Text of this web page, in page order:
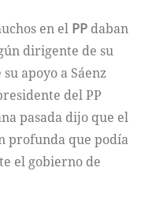
en el PP daban
dirigente de su
apoyo a Sáenz
del PP
pasada dijo que el
profunda que podía
el gobierno de